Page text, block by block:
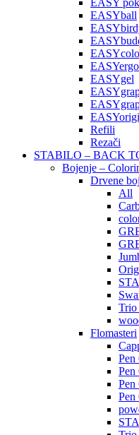
EASY
EASYball
EASYergo
EASYgel
Refili
Rezači
STABILO – BACK
Bojenje –
Drvene
All
Flomasteri
Pen
Pen
Pen
Pen